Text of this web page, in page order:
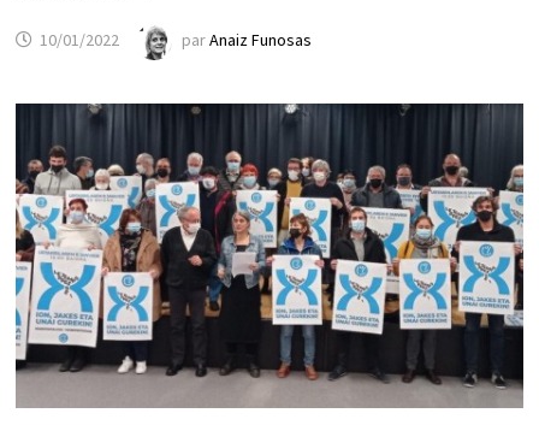
10/01/2022 parAnaiz Funosas